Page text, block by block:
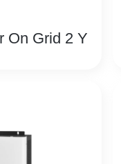
On Grid 2 Y